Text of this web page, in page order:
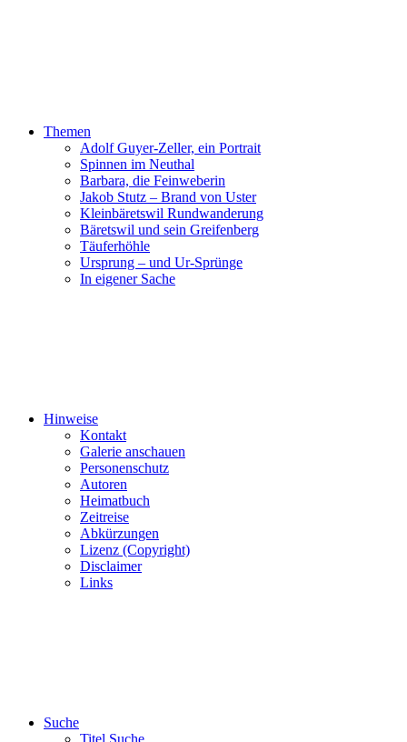
Themen
Adolf Guyer-Zeller, ein Portrait
Spinnen im Neuthal
Barbara, die Feinweberin
Jakob Stutz – Brand von Uster
Kleinbäretswil Rundwanderung
Bäretswil und sein Greifenberg
Täuferhöhle
Ursprung – und Ur-Sprünge
In eigener Sache
Hinweise
Kontakt
Galerie anschauen
Personenschutz
Autoren
Heimatbuch
Zeitreise
Abkürzungen
Lizenz (Copyright)
Disclaimer
Links
Suche
Titel Suche